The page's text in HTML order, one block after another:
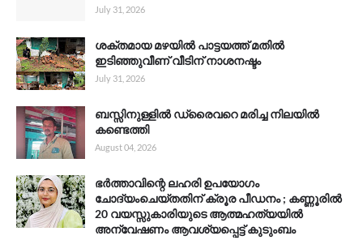
July 31, 2026
ശക്തമായ മഴയിൽ പാട്ടയത്ത് മതിൽ
ഇടിഞ്ഞുവീണ് വീടിന് നാശനഷ്ടം
July 31, 2026
ബസ്സിനുള്ളിൽ ഡ്രൈവറെ മരിച്ച നിലയിൽ
കണ്ടെത്തി
August 04, 2026
ഭർത്താവിന്റെ ലഹരി ഉപയോഗം
ചോദ്യംചെയ്തതിന് ക്രൂര പീഡനം ; കണ്ണൂരിൽ
20 വയസ്സുകാരിയുടെ ആത്മഹത്യയിൽ
അന്വേഷണം ആവശ്യപ്പെട്ട് കുടുംബം